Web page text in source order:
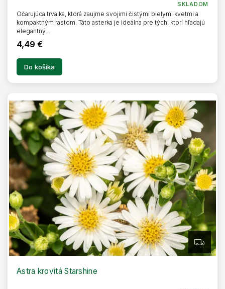
SKLADOM
4,49 €
Do košíka
Očarujúca trvalka, ktorá zaujme svojimi čistými bielymi kvetmi a
kompaktným rastom. Táto asterka je ideálna pre tých, ktorí hľadajú
elegantný...
Z
D
Astra krovitá Starshine